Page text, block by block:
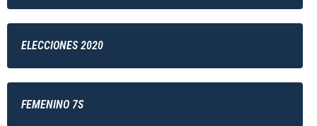
ELECCIONES 2020
FEMENINO 7S